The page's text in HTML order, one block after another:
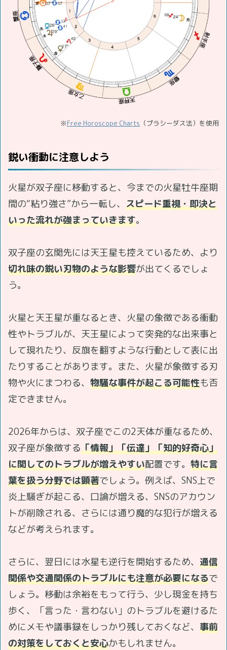
※Free Horoscope Charts （プラシーダス法）を使用
鋭い衝動に注意しよう
火星が双子座に移動すると、今までの火星牡牛座期
間の“粘り強さ”から一転し、 スピード重視・即決と
いった流れが強まっていきます。
双子座の玄関先には天王星も控えているため、より
切れ味の鋭い刃物のような影響が出てくるでしょ
う。
火星と天王星が重なるとき、火星の象徴である衝動
性やトラブルが、天王星によって突発的な出来事と
して現れたり、反旗を翻すような行動として表に出
たりすることがあります。また、火星が象徴する刃
物や火にまつわる、 物騒な事件が起こる可能性も否
定できません。
2026年からは、双子座でこの2天体が重なるため、
双子座が象徴する「情報」「伝達」「知的好奇心」
に関してのトラブルが増えやすい配置です。 特に言
葉を扱う分野では顕著でしょう。例えば、SNS上で
炎上騒ぎが起こる、口論が増える、SNSのアカウン
トが削除される、さらには通り魔的な犯行が増える
などが考えられます。
さらに、翌日には水星も逆行を開始するため、 通信
関係や交通関係のトラブルにも注意が必要になるで
しょう。移動は余裕をもって行う、少し現金を持ち
歩く、「言った・言わない」のトラブルを避けるた
めにメモや議事録をしっかり残しておくなど、 事前
の対策をしておくと安心かもしれません。